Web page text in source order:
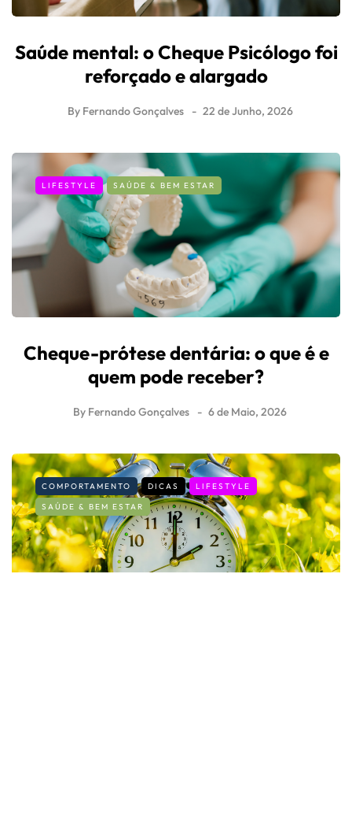
Saúde mental: o Cheque Psicólogo foi
reforçado e alargado
By Fernando Gonçalves 22 de Junho, 2026
LIFESTYLE SAÚDE & BEM ESTAR
Cheque-prótese dentária: o que é e
quem pode receber?
By Fernando Gonçalves 6 de Maio, 2026
COMPORTAMENTO DICAS
LIFESTYLE
SAÚDE & BEM ESTAR